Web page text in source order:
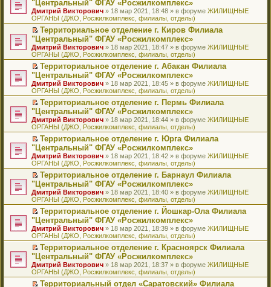
и
ю
щ
е
н
и
ю
у
с
о
о
б
щ
е
н
и
ю
н
н
о
м
с
о
о
б
щ
е
н
и
ю
и
т
а
н
н
о
м
у
с
о
о
б
щ
е
н
и
ю
е
п
р
о
ч
и
т
а
н
н
о
м
у
с
о
о
б
щ
е
н
и
ю
в
о
м
у
н
е
п
р
о
ч
и
т
а
н
н
о
м
у
с
о
о
б
щ
е
н
и
ю
и
к
п
е
р
в
о
м
у
н
е
п
р
о
ч
и
т
а
н
н
о
м
у
с
о
о
б
щ
е
н
и
ю
е
р
е
й
т
и
к
п
е
р
в
о
м
у
н
е
п
р
о
ч
и
т
а
н
н
о
м
у
с
о
о
б
щ
е
н
и
ю
"Центральный" ФГАУ «Росжилкомплекс»
Дмитрий Викторович » 18 мар 2021, 18:48 » в форуме ЖИЛИЩНЫЕ
ОРГАНЫ (ДЖО, Росжилкомплекс, филиалы, отделы)
П
е
р
е
й
т
и
к
п
е
р
в
о
м
у
н
е
п
р
о
ч
и
т
а
н
н
о
м
у
с
о
о
б
щ
е
Территориальное отделение г. Киров Филиала
"Центральный" ФГАУ «Росжилкомплекс»
Дмитрий Викторович » 18 мар 2021, 18:47 » в форуме ЖИЛИЩНЫЕ
ОРГАНЫ (ДЖО, Росжилкомплекс, филиалы, отделы)
П
е
р
е
й
т
и
к
п
е
р
в
о
м
у
н
е
п
р
о
ч
и
т
а
н
н
о
м
у
с
Территориальное отделение г. Абакан Филиала
"Центральный" ФГАУ «Росжилкомплекс»
Дмитрий Викторович » 18 мар 2021, 18:45 » в форуме ЖИЛИЩНЫЕ
ОРГАНЫ (ДЖО, Росжилкомплекс, филиалы, отделы)
П
е
р
е
й
т
и
к
п
е
р
в
о
м
у
н
е
п
р
о
ч
и
т
а
н
Территориальное отделение г. Пермь Филиала
"Центральный" ФГАУ «Росжилкомплекс»
Дмитрий Викторович » 18 мар 2021, 18:44 » в форуме ЖИЛИЩНЫЕ
ОРГАНЫ (ДЖО, Росжилкомплекс, филиалы, отделы)
П
е
р
е
й
т
и
к
п
е
р
в
о
м
у
н
е
п
р
о
Территориальное отделение г. Юрга Филиала
"Центральный" ФГАУ «Росжилкомплекс»
Дмитрий Викторович » 18 мар 2021, 18:42 » в форуме ЖИЛИЩНЫЕ
ОРГАНЫ (ДЖО, Росжилкомплекс, филиалы, отделы)
П
е
р
е
й
т
и
к
п
е
р
в
о
м
у
Территориальное отделение г. Барнаул Филиала
"Центральный" ФГАУ «Росжилкомплекс»
Дмитрий Викторович » 18 мар 2021, 18:40 » в форуме ЖИЛИЩНЫЕ
ОРГАНЫ (ДЖО, Росжилкомплекс, филиалы, отделы)
П
е
р
е
й
т
и
к
п
е
Территориальное отделение г. Йошкар-Ола Филиала
"Центральный" ФГАУ «Росжилкомплекс»
Дмитрий Викторович » 18 мар 2021, 18:39 » в форуме ЖИЛИЩНЫЕ
ОРГАНЫ (ДЖО, Росжилкомплекс, филиалы, отделы)
П
е
р
е
й
Территориальное отделение г. Красноярск Филиала
"Центральный" ФГАУ «Росжилкомплекс»
Дмитрий Викторович » 18 мар 2021, 18:37 » в форуме ЖИЛИЩНЫЕ
ОРГАНЫ (ДЖО, Росжилкомплекс, филиалы, отделы)
Территориальный отдел «Саратовский» Филиала